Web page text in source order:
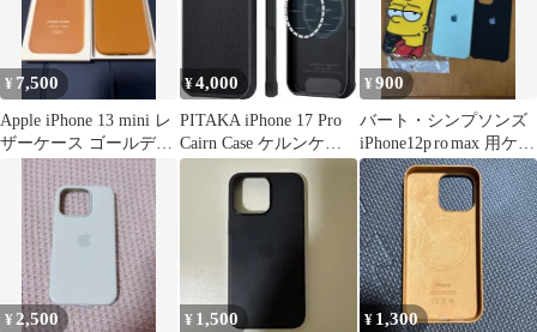
¥ 7,500
Apple iPhone 13 mini レ
ザーケース ゴールデン
ブラウン
¥4,000
PITAKA iPhone 17 Pro
Cairn Case ケルンケー
ス
¥900
バート・シンプソンズ
iPhone12p ro max 用ケー
ス セット3個
¥2,500 ¥ 1,500 ¥ 1,300